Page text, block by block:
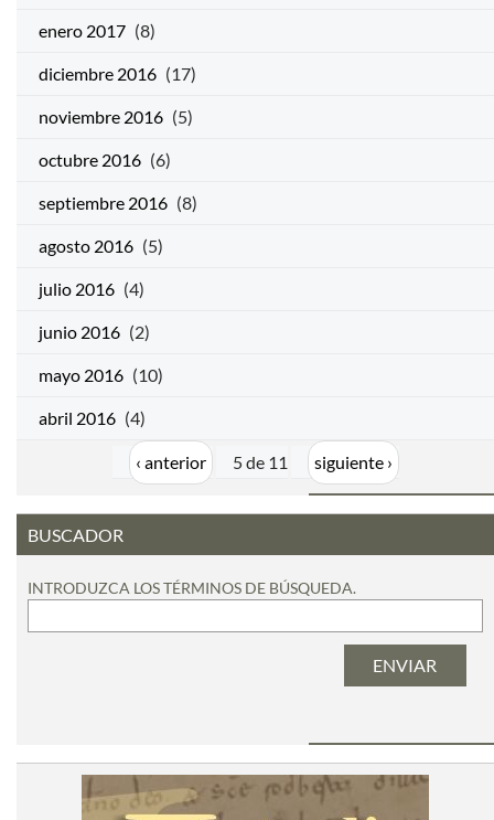
enero 2017 (8)
diciembre 2016 (17)
noviembre 2016 (5)
octubre 2016 (6)
septiembre 2016 (8)
agosto 2016 (5)
julio 2016 (4)
junio 2016 (2)
mayo 2016 (10)
abril 2016 (4)
‹ anterior 5 de 11 siguiente ›
BUSCADOR
INTRODUZCA LOS TÉRMINOS DE BÚSQUEDA.